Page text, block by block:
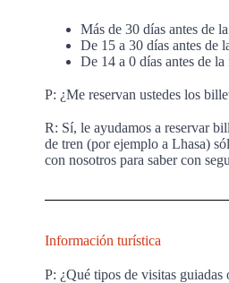
Más de 30 días antes de
De 15 a 30 días antes de
De 14 a 0 días antes de
P: ¿Me reservan ustedes los
R: Sí, le ayudamos a reservar
de tren (por ejemplo a Lhasa)
con nosotros para saber con
Información turística
P: ¿Qué tipos de visitas guiadas